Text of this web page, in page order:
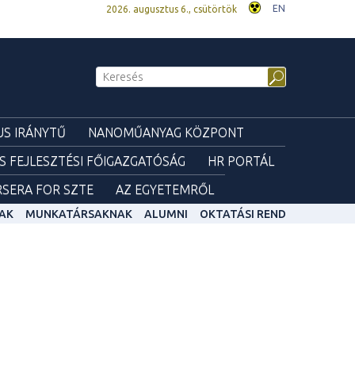
2026. augusztus 6., csütörtök EN
IRÁNYTŰ
NANOMŰANYAG KÖZPONT
FEJLESZTÉSI FŐIGAZGATÓSÁG
HR PORTÁL
FOR SZTE AZ EGYETEMRŐL
MUNKATÁRSAKNAK ALUMNI OKTATÁSI REND